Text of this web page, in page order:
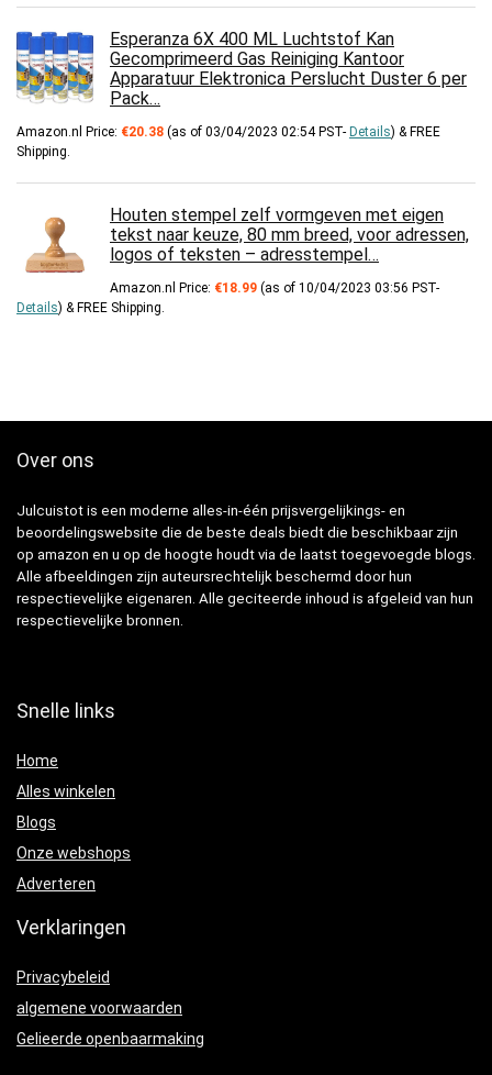
Esperanza 6X 400 ML Luchtstof Kan
Gecomprimeerd Gas Reiniging Kantoor
Apparatuur Elektronica Perslucht Duster 6 per
Pack…
Amazon.nl Price: €20.38 (as of 03/04/2023 02:54 PST- Details) & FREE
Shipping.
Houten stempel zelf vormgeven met eigen
tekst naar keuze, 80 mm breed, voor adressen,
logos of teksten – adresstempel…
Amazon.nl Price: €18.99 (as of 10/04/2023 03:56 PST-
Details) & FREE Shipping.
Over ons
Julcuistot is een moderne alles-in-één prijsvergelijkings- en
beoordelingswebsite die de beste deals biedt die beschikbaar zijn
op amazon en u op de hoogte houdt via de laatst toegevoegde blogs.
Alle afbeeldingen zijn auteursrechtelijk beschermd door hun
respectievelijke eigenaren. Alle geciteerde inhoud is afgeleid van hun
respectievelijke bronnen.
Snelle links
Home
Alles winkelen
Blogs
Onze webshops
Adverteren
Verklaringen
Privacybeleid
algemene voorwaarden
Gelieerde openbaarmaking